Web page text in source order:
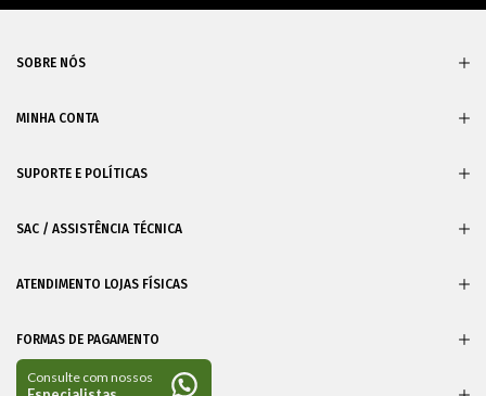
SOBRE NÓS
MINHA CONTA
SUPORTE E POLÍTICAS
SAC / ASSISTÊNCIA TÉCNICA
ATENDIMENTO LOJAS FÍSICAS
FORMAS DE PAGAMENTO